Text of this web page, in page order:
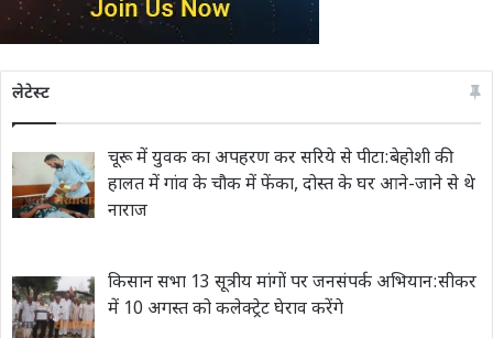
लेटेस्ट
चूरू में युवक का अपहरण कर सरिये से पीटा:बेहोशी की
हालत में गांव के चौक में फेंका, दोस्त के घर आने-जाने से थे
नाराज
किसान सभा 13 सूत्रीय मांगों पर जनसंपर्क अभियान:सीकर
में 10 अगस्त को कलेक्ट्रेट घेराव करेंगे